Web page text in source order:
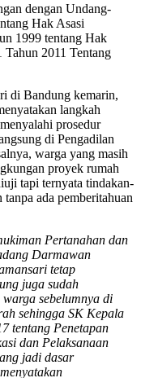
dengan Undang-
Hak Asasi
1999 tentang Hak
2011 Tentang
di Bandung kemarin,
langkah
prosedur
di Pengadilan
warga yang masih
proyek rumah
tapi ternyata tindakan-
ada pemberitahuan
Pertanahan dan
Darmawan
tetap
juga sudah
sebelumnya di
sehingga SK Kepala
tentang Penetapan
dan Pelaksanaan
jadi dasar